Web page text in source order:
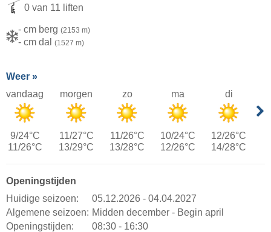
0 van 11 liften
- cm berg (2153 m)
- cm dal (1527 m)
Weer »
vandaag
9/24°C
11/26°C
morgen
11/27°C
13/29°C
zo
11/26°C
13/28°C
ma
10/24°C
12/26°C
di
12/26°C
14/28°C
Openingstijden
Huidige seizoen:
05.12.2026 - 04.04.2027
Algemene seizoen: Midden december - Begin april
Openingstijden:
08:30 - 16:30